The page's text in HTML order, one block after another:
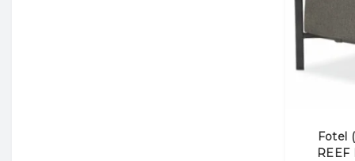
Fotel
REEF